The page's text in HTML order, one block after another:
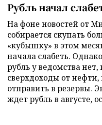
Рубль начал
На фоне новостей от
собирается скупать
«кубышку» в этом
начала слабеть.
рубль у ведомства нет,
сверхдоходы от
отправить в резервы.
ждет рубль в августе,